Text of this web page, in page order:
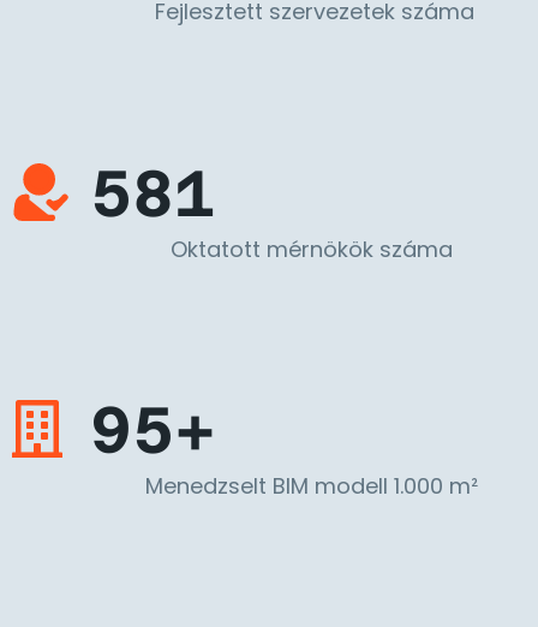
Fejlesztett szervezetek száma
581
Oktatott mérnökök száma
95+
Menedzselt BIM modell 1.000 m²